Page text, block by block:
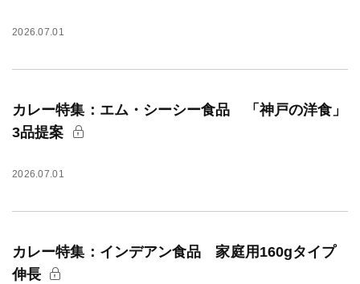
2026.07.01
カレー特集：エム・シーシー食品 「神戸の洋食」
3品提案
2026.07.01
カレー特集：インデアン食品 家庭用160gタイプ
伸長